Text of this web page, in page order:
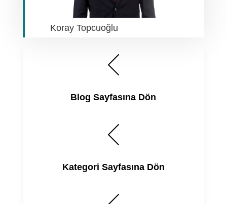
Koray Topcuoğlu
Blog Sayfasına Dön
Kategori Sayfasına Dön